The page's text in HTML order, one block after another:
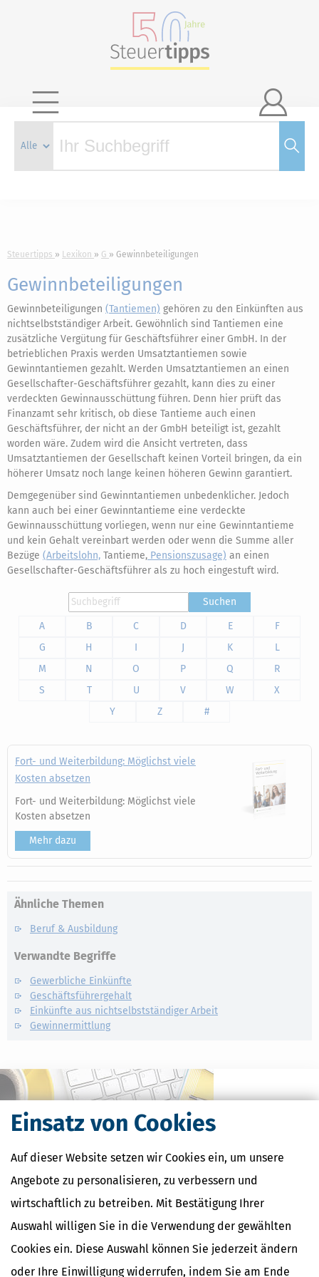
Einsatz von Cookies
Auf dieser Website setzen wir Cookies ein, um unsere
Angebote zu personalisieren, zu verbessern und
wirtschaftlich zu betreiben. Mit Bestätigung Ihrer
Auswahl willigen Sie in die Verwendung der gewählten
Cookies ein. Diese Auswahl können Sie jederzeit ändern
oder Ihre Einwilligung widerrufen, indem Sie am Ende

Steuertipps Lexikon G Gewinnbeteiligungen
Gewinnbeteiligungen
Gewinnbeteiligungen (Tantiemen) gehören zu den Einkünften aus
nichtselbstständiger Arbeit. Gewöhnlich sind Tantiemen eine
zusätzliche Vergütung für Geschäftsführer einer GmbH. In der
betrieblichen Praxis werden Umsatztantiemen sowie
Gewinntantiemen gezahlt. Werden Umsatztantiemen an einen
Gesellschafter-Geschäftsführer gezahlt, kann dies zu einer
verdeckten Gewinnausschüttung führen. Denn hier prüft das
Finanzamt sehr kritisch, ob diese Tantieme auch einen
Geschäftsführer, der nicht an der GmbH beteiligt ist, gezahlt
worden wäre. Zudem wird die Ansicht vertreten, dass
Umsatztantiemen der Gesellschaft keinen Vorteil bringen, da ein
höherer Umsatz noch lange keinen höheren Gewinn garantiert.
Demgegenüber sind Gewinntantiemen unbedenklicher. Jedoch
kann auch bei einer Gewinntantieme eine verdeckte
Gewinnausschüttung vorliegen, wenn nur eine Gewinntantieme
und kein Gehalt vereinbart werden oder wenn die Summe aller
Bezüge (Arbeitslohn, Tantieme, Pensionszusage) an einen
Gesellschafter-Geschäftsführer als zu hoch eingestuft wird.
Suchen
A
B C D E
F
G
H I J K
L
M
N O P Q
R
S
T U V W
X
Y
Z #
Fort- und Weiterbildung: Möglichst viele
Kosten absetzen
Fort- und Weiterbildung: Möglichst viele
Kosten absetzen
Mehr dazu
Ähnliche Themen
Beruf & Ausbildung
Verwandte Begriffe
Gewerbliche Einkünfte
Geschäftsführergehalt
Einkünfte aus nichtselbstständiger Arbeit
Gewinnermittlung
Kostenlose Steuertipps & News